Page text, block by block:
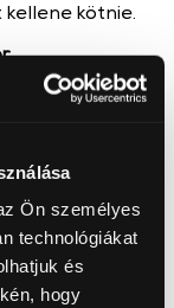
Ön személyes
technológiákat
és
hogy
kötnie.
üzleti